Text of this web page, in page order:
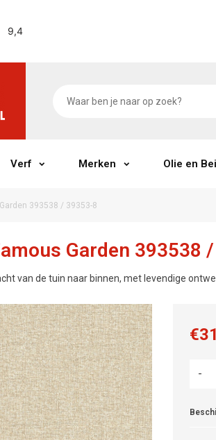
Verf Merken Olie en
393538 / 39353-8
Garden 393538
van de tuin naar binnen, met levendige
-